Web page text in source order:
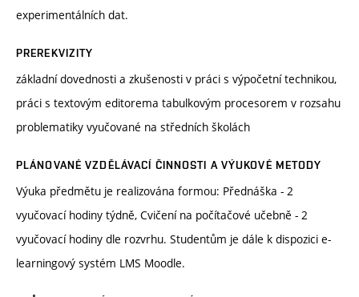
experimentálních dat.
PREREKVIZITY
základní dovednosti a zkušenosti v práci s výpočetní technikou,
práci s textovým editorema tabulkovým procesorem v rozsahu
problematiky vyučované na středních školách
PLÁNOVANÉ VZDĚLÁVACÍ ČINNOSTI A VÝUKOVÉ METODY
Výuka předmětu je realizována formou: Přednáška - 2
vyučovací hodiny týdně, Cvičení na počítačové učebně - 2
vyučovací hodiny dle rozvrhu. Studentům je dále k dispozici e-
learningový systém LMS Moodle.